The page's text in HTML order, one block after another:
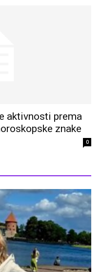
aktivnosti prema
znake
0